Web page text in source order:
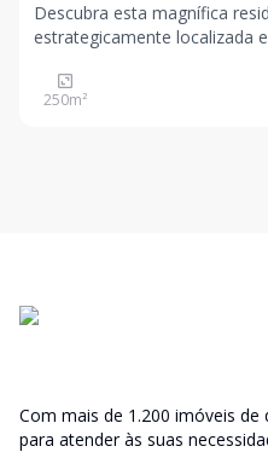
Descubra esta magnífica
estrategicamente localizada
Park. Com uma vista
praça de esportes e ao
250m²
Com mais de 1.200 imóveis
para atender às suas